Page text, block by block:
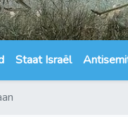
Staat Israël